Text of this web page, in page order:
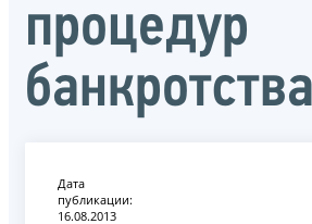
процедур
банкротства
Дата
публикации:
16.08.2013